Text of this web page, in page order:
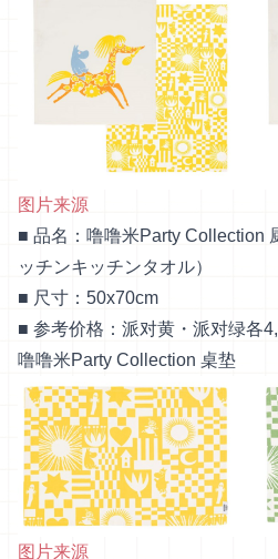
图片来源
■ 品名：噜噜米Party Collection
ッチンキッチンタオル）
■ 尺寸：50x70cm
■ 参考价格：派对黄・派对绿各
噜噜米Party Collection 桌垫
图片来源